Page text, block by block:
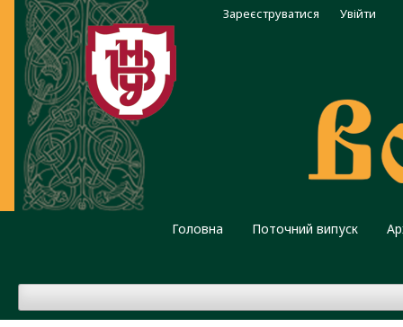
Головна Поточний випуск
Зареєструватися Увійти